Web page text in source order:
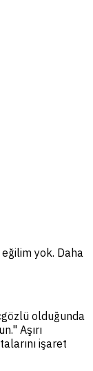
yok. Daha
olduğunda
Aşırı
işaret